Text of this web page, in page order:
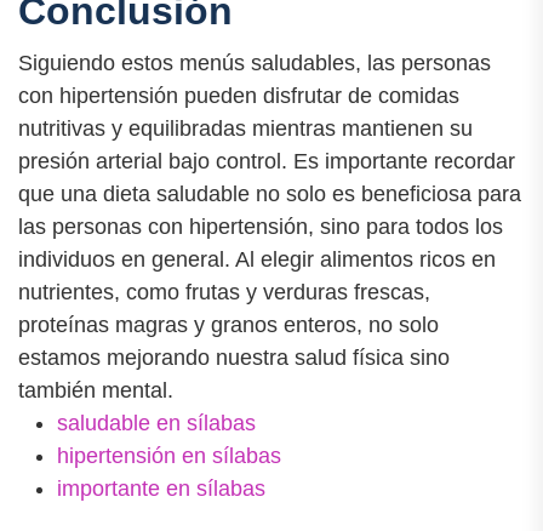
Conclusión
Siguiendo estos menús saludables, las personas
con hipertensión pueden disfrutar de comidas
nutritivas y equilibradas mientras mantienen su
presión arterial bajo control. Es importante recordar
que una dieta saludable no solo es beneficiosa para
las personas con hipertensión, sino para todos los
individuos en general. Al elegir alimentos ricos en
nutrientes, como frutas y verduras frescas,
proteínas magras y granos enteros, no solo
estamos mejorando nuestra salud física sino
también mental.
saludable en sílabas
hipertensión en sílabas
importante en sílabas